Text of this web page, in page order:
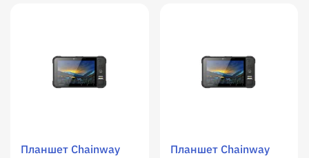
Планшет Chainway
Планшет Chainway